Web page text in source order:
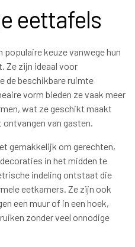
eettafels
keuze vanwege hun
Ze zijn ideaal voor
de beschikbare ruimte
vorm bieden ze vaak meer
wat ze geschikt maakt
van gasten.
gemakkelijk om gerechten,
in het midden te
indeling ontstaat die
eetkamers. Ze zijn ook
een muur of in een hoek,
zonder veel onnodige